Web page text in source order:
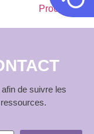
Prochain→
de suivre les